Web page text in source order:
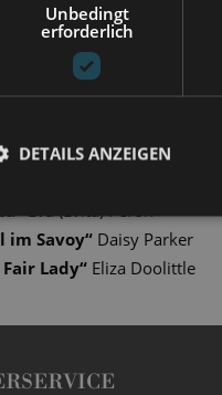
eurydike“ Eurydikes Stimme
“ Eva (Evita) Perón
im Savoy“ Daisy Parker
Lady“ Eliza Doolittle
Unbedingt
erforderlich
DETAILS ANZEIGEN